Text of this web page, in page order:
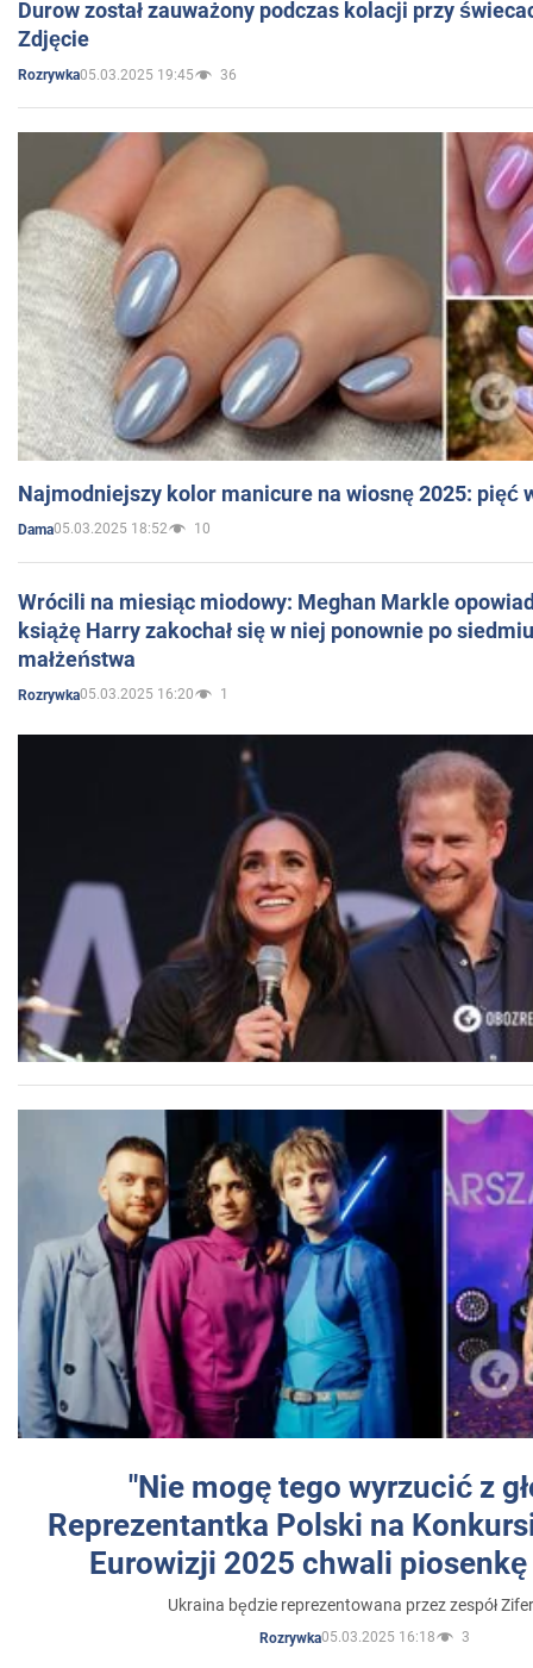
Durow został zauważony podczas kolacji przy
Zdjęcie
Rozrywka05.03.2025 19:45 36
Najmodniejszy kolor manicure na wiosnę 2025: pięć
Dama05.03.2025 18:52 10
Wrócili na miesiąc miodowy: Meghan Markle
książę Harry zakochał się w niej ponownie po
małżeństwa
Rozrywka05.03.2025 16:20 1
"Nie mogę tego wyrzucić z
Reprezentantka Polski na
Eurowizji 2025 chwali
Ukraina będzie reprezentowana przez zespół
Rozrywka05.03.2025 16:18 3